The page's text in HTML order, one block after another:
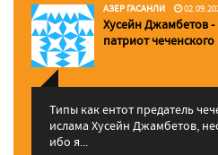
АЗЕР ГАСАНЛИ
Хусейн Джамбетов
патриот
Типы как ентот предатель
ислама Хусейн Джамбетов,
ибо я...